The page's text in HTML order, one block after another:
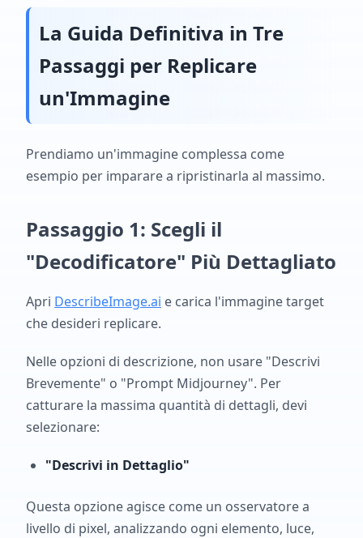
La Guida Definitiva in Tre
Passaggi per Replicare
un'Immagine
Prendiamo un'immagine complessa come
esempio per imparare a ripristinarla al massimo.
Passaggio 1: Scegli il
"Decodificatore" Più Dettagliato
Apri DescribeImage.ai e carica l'immagine target
che desideri replicare.
Nelle opzioni di descrizione, non usare "Descrivi
Brevemente" o "Prompt Midjourney". Per
catturare la massima quantità di dettagli, devi
selezionare:
"Descrivi in Dettaglio"
Questa opzione agisce come un osservatore a
livello di pixel, analizzando ogni elemento, luce,